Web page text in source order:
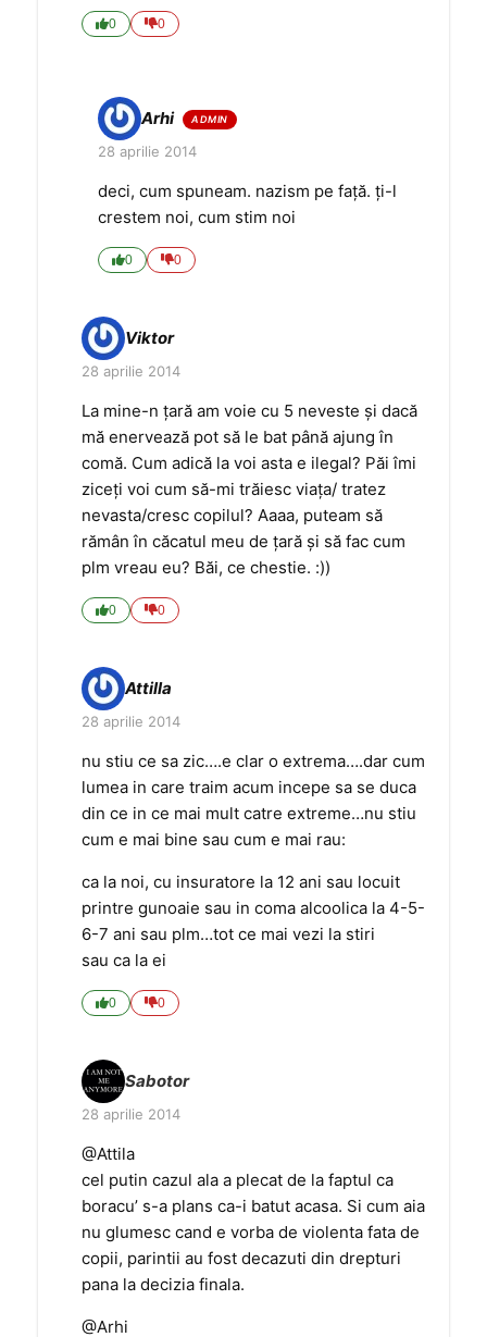
0 0
Arhi
28 aprilie 2014
deci, cum spuneam. nazism pe față. ți-l
crestem noi, cum stim noi
0 0
Viktor
28 aprilie 2014
La mine-n ţară am voie cu 5 neveste şi dacă
mă enervează pot să le bat până ajung în
comă. Cum adică la voi asta e ilegal? Păi îmi
ziceţi voi cum să-mi trăiesc viaţa/ tratez
nevasta/cresc copilul? Aaaa, puteam să
rămân în căcatul meu de ţară şi să fac cum
plm vreau eu? Băi, ce chestie. :))
0 0
Attilla
28 aprilie 2014
nu stiu ce sa zic….e clar o extrema….dar cum
lumea in care traim acum incepe sa se duca
din ce in ce mai mult catre extreme…nu stiu
cum e mai bine sau cum e mai rau:
ca la noi, cu insuratore la 12 ani sau locuit
printre gunoaie sau in coma alcoolica la 4-5-
6-7 ani sau plm…tot ce mai vezi la stiri
sau ca la ei
0 0
Sabotor
28 aprilie 2014
@Attila
cel putin cazul ala a plecat de la faptul ca
boracu’ s-a plans ca-i batut acasa. Si cum aia
nu glumesc cand e vorba de violenta fata de
copii, parintii au fost decazuti din drepturi
pana la decizia finala.
@Arhi